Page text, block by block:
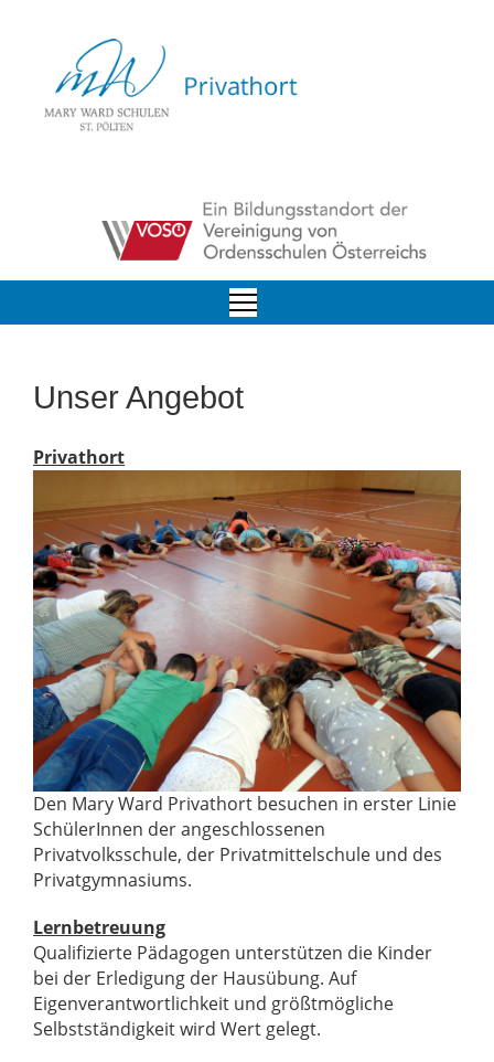
Unser Angebot
Privathort
Den Mary Ward Privathort besuchen in erster Linie
SchülerInnen der angeschlossenen
Privatvolksschule, der Privatmittelschule und des
Privatgymnasiums.
Lernbetreuung
Qualifizierte Pädagogen unterstützen die Kinder
bei der Erledigung der Hausübung. Auf
Eigenverantwortlichkeit und größtmögliche
Selbstständigkeit wird Wert gelegt.